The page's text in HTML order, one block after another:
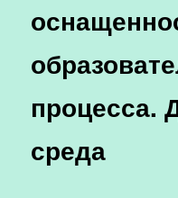
процесса.
среда